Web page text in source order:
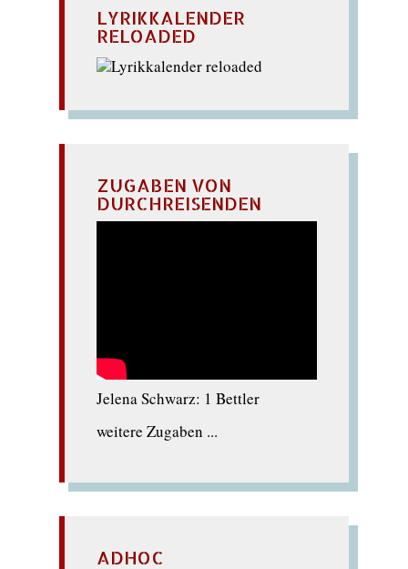
LYRIKKALENDER
RELOADED
ZUGABEN VON
DURCHREISENDEN
Jelena Schwarz: 1 Bettler
weitere Zugaben ...
ADHOC